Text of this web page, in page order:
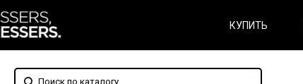
КУПИТЬ